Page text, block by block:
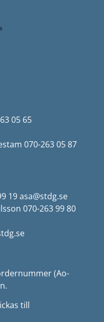
05 65
070-263 05 87
19 asa@stdg.se
070-263 99 80
(Ao-
till